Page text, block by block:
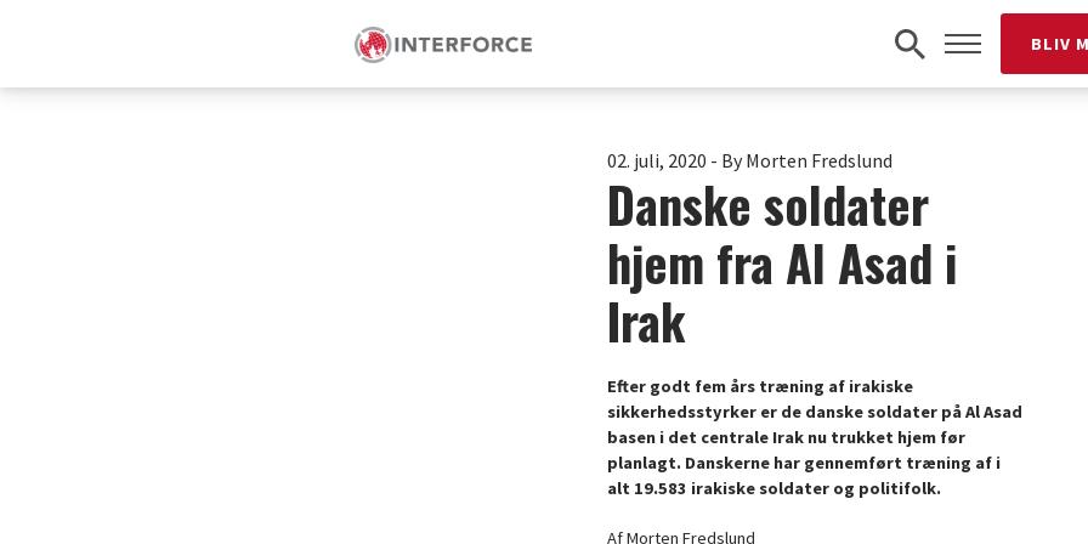
BLIV
02. juli, 2020 - By Morten Fredslund
Danske soldater
hjem fra Al Asad i
Irak
Efter godt fem års træning af irakiske
sikkerhedsstyrker er de danske soldater på Al Asad
basen i det centrale Irak nu trukket hjem før
planlagt. Danskerne har gennemført træning af i
alt 19.583 irakiske soldater og politifolk.
Af Morten Fredslund